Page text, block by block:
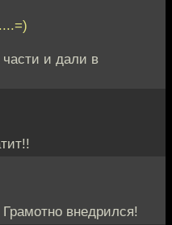
и дали в
внедрился!